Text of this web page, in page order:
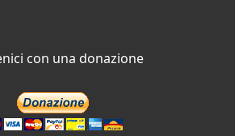
con una donazione